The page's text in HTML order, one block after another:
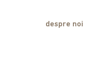
despre noi